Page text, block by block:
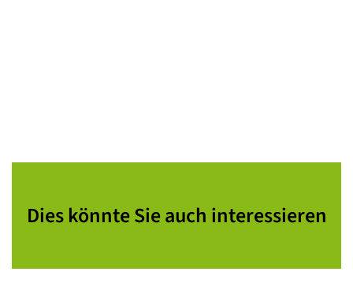
Dies könnte Sie auch interessieren